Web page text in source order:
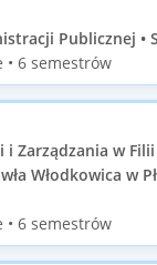
Publicznej •
6 semestrów
i Zarządzania w
Włodkowica w
6 semestrów